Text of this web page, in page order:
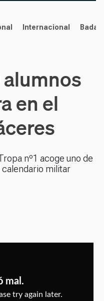
Internacional
alumnos
en el
nº1 acoge uno de
militar